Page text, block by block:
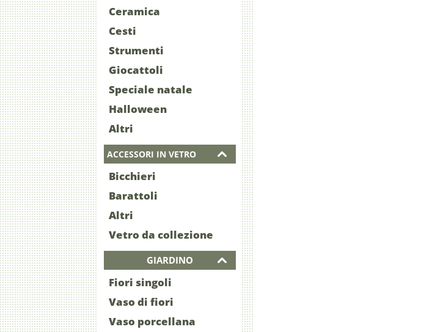
Ceramica
Cesti
Strumenti
Giocattoli
Speciale natale
Halloween
Altri
ACCESSORI IN VETRO
Bicchieri
Barattoli
Altri
Vetro da collezione
GIARDINO
Fiori singoli
Vaso di fiori
Vaso porcellana